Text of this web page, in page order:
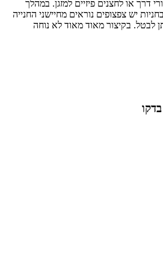
דרך או לחצנים פיזיים למזגן. במהלך
יש צפצופים נוראים מחיישני החנייה
לבטל. בקיצור מאוד מאוד לא נוחה